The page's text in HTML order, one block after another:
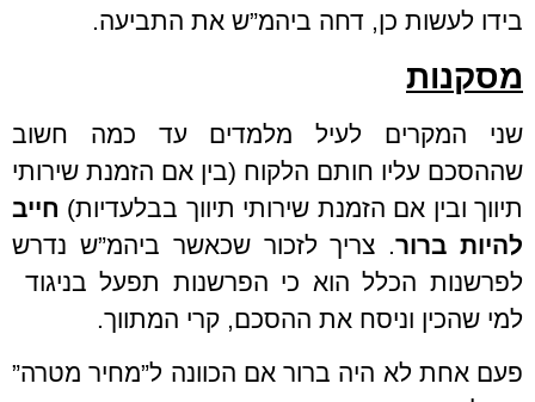
בידו לעשות כן, דחה ביהמ”ש את התביעה.
מסקנות
שני המקרים לעיל מלמדים עד כמה חשוב
שההסכם עליו חותם הלקוח (בין אם הזמנת שירותי
תיווך ובין אם הזמנת שירותי תיווך בבלעדיות) חייב
להיות ברור. צריך לזכור שכאשר ביהמ”ש נדרש
לפרשנות הכלל הוא כי הפרשנות תפעל בניגוד
למי שהכין וניסח את ההסכם, קרי המתווך.
פעם אחת לא היה ברור אם הכוונה ל”מחיר מטרה”